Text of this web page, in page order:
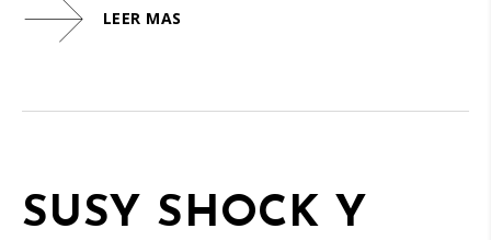
LEER MAS
SUSY SHOCK Y